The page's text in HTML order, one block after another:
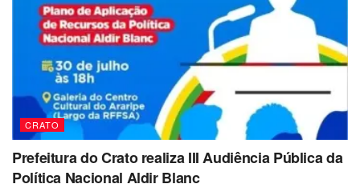
CRATO
Prefeitura do Crato realiza III Audiência Pública da
Política Nacional Aldir Blanc